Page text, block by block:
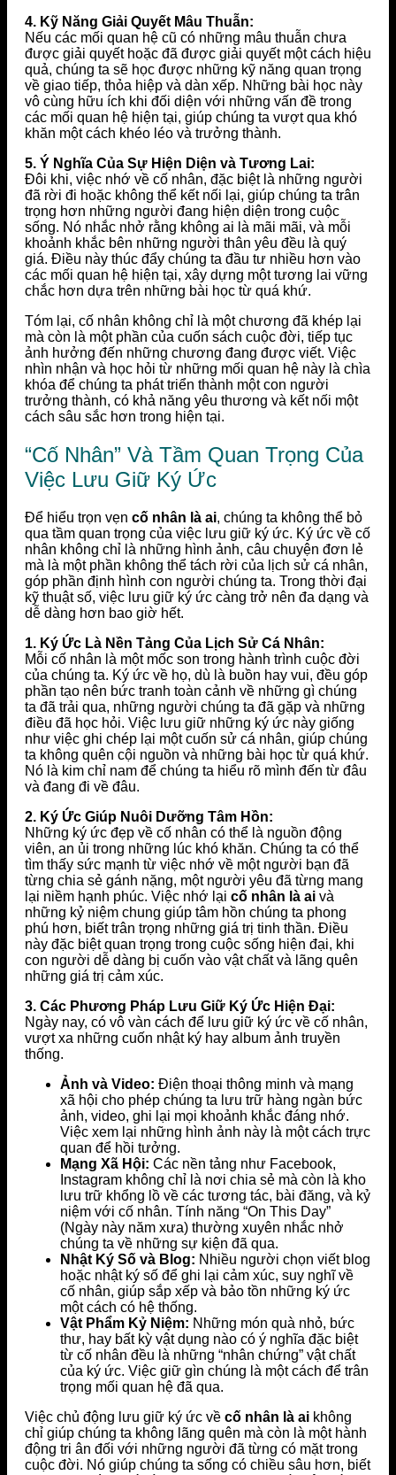
4. Kỹ Năng Giải Quyết Mâu Thuẫn:
Nếu các mối quan hệ cũ có những mâu thuẫn chưa
được giải quyết hoặc đã được giải quyết một cách hiệu
quả, chúng ta sẽ học được những kỹ năng quan trọng
về giao tiếp, thỏa hiệp và dàn xếp. Những bài học này
vô cùng hữu ích khi đối diện với những vấn đề trong
các mối quan hệ hiện tại, giúp chúng ta vượt qua khó
khăn một cách khéo léo và trưởng thành.
5. Ý Nghĩa Của Sự Hiện Diện và Tương Lai:
Đôi khi, việc nhớ về cố nhân, đặc biệt là những người
đã rời đi hoặc không thể kết nối lại, giúp chúng ta trân
trọng hơn những người đang hiện diện trong cuộc
sống. Nó nhắc nhở rằng không ai là mãi mãi, và mỗi
khoảnh khắc bên những người thân yêu đều là quý
giá. Điều này thúc đẩy chúng ta đầu tư nhiều hơn vào
các mối quan hệ hiện tại, xây dựng một tương lai vững
chắc hơn dựa trên những bài học từ quá khứ.
Tóm lại, cố nhân không chỉ là một chương đã khép lại
mà còn là một phần của cuốn sách cuộc đời, tiếp tục
ảnh hưởng đến những chương đang được viết. Việc
nhìn nhận và học hỏi từ những mối quan hệ này là chìa
khóa để chúng ta phát triển thành một con người
trưởng thành, có khả năng yêu thương và kết nối một
cách sâu sắc hơn trong hiện tại.
“Cố Nhân” Và Tầm Quan Trọng Của
Việc Lưu Giữ Ký Ức
Để hiểu trọn vẹn cố nhân là ai, chúng ta không thể bỏ
qua tầm quan trọng của việc lưu giữ ký ức. Ký ức về cố
nhân không chỉ là những hình ảnh, câu chuyện đơn lẻ
mà là một phần không thể tách rời của lịch sử cá nhân,
góp phần định hình con người chúng ta. Trong thời đại
kỹ thuật số, việc lưu giữ ký ức càng trở nên đa dạng và
dễ dàng hơn bao giờ hết.
1. Ký Ức Là Nền Tảng Của Lịch Sử Cá Nhân:
Mỗi cố nhân là một mốc son trong hành trình cuộc đời
của chúng ta. Ký ức về họ, dù là buồn hay vui, đều góp
phần tạo nên bức tranh toàn cảnh về những gì chúng
ta đã trải qua, những người chúng ta đã gặp và những
điều đã học hỏi. Việc lưu giữ những ký ức này giống
như việc ghi chép lại một cuốn sử cá nhân, giúp chúng
ta không quên cội nguồn và những bài học từ quá khứ.
Nó là kim chỉ nam để chúng ta hiểu rõ mình đến từ đâu
và đang đi về đâu.
2. Ký Ức Giúp Nuôi Dưỡng Tâm Hồn:
Những ký ức đẹp về cố nhân có thể là nguồn động
viên, an ủi trong những lúc khó khăn. Chúng ta có thể
tìm thấy sức mạnh từ việc nhớ về một người bạn đã
từng chia sẻ gánh nặng, một người yêu đã từng mang
lại niềm hạnh phúc. Việc nhớ lại cố nhân là ai và
những kỷ niệm chung giúp tâm hồn chúng ta phong
phú hơn, biết trân trọng những giá trị tinh thần. Điều
này đặc biệt quan trọng trong cuộc sống hiện đại, khi
con người dễ dàng bị cuốn vào vật chất và lãng quên
những giá trị cảm xúc.
3. Các Phương Pháp Lưu Giữ Ký Ức Hiện Đại:
Ngày nay, có vô vàn cách để lưu giữ ký ức về cố nhân,
vượt xa những cuốn nhật ký hay album ảnh truyền
thống.
Ảnh và Video: Điện thoại thông minh và mạng
xã hội cho phép chúng ta lưu trữ hàng ngàn bức
ảnh, video, ghi lại mọi khoảnh khắc đáng nhớ.
Việc xem lại những hình ảnh này là một cách trực
quan để hồi tưởng.
Mạng Xã Hội: Các nền tảng như Facebook,
Instagram không chỉ là nơi chia sẻ mà còn là kho
lưu trữ khổng lồ về các tương tác, bài đăng, và kỷ
niệm với cố nhân. Tính năng “On This Day”
(Ngày này năm xưa) thường xuyên nhắc nhở
chúng ta về những sự kiện đã qua.
Nhật Ký Số và Blog: Nhiều người chọn viết blog
hoặc nhật ký số để ghi lại cảm xúc, suy nghĩ về
cố nhân, giúp sắp xếp và bảo tồn những ký ức
một cách có hệ thống.
Vật Phẩm Kỷ Niệm: Những món quà nhỏ, bức
thư, hay bất kỳ vật dụng nào có ý nghĩa đặc biệt
từ cố nhân đều là những “nhân chứng” vật chất
của ký ức. Việc giữ gìn chúng là một cách để trân
trọng mối quan hệ đã qua.
Việc chủ động lưu giữ ký ức về cố nhân là ai không
chỉ giúp chúng ta không lãng quên mà còn là một hành
động tri ân đối với những người đã từng có mặt trong
cuộc đời. Nó giúp chúng ta sống có chiều sâu hơn, biết